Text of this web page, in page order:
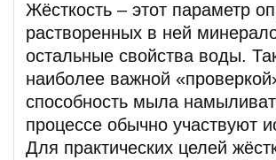
Жёсткость – этот параметр
растворенных в ней
остальные свойства воды.
наиболее важной
способность мыла
процессе обычно участвуют
Для практических целей